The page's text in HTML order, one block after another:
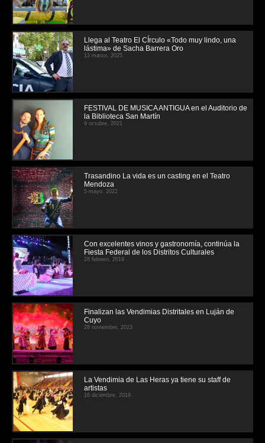
Llega al Teatro El CÍrculo «Todo muy lindo, una
lástima» de Sacha Barrera Oro
13 marzo, 2025
FESTIVAL DE MUSICA ANTIGUA en el Auditorio de
la Biblioteca San Martín
9 octubre, 2021
Trasandino La vida es un casting en el Teatro
Mendoza
5 mayo, 2022
Con excelentes vinos y gastronomía, continúa la
Fiesta Federal de los Distritos Culturales
28 febrero, 2019
Finalizan las Vendimias Distritales en Luján de
Cuyo
28 noviembre, 2023
La Vendimia de Las Heras ya tiene su staff de
artistas
16 diciembre, 2019